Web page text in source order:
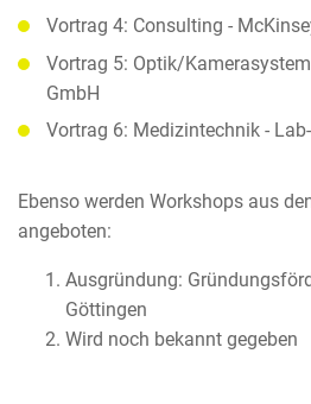
Vortrag 4: Consulting -
Vortrag 5: Optik/
GmbH
Vortrag 6: Medizintechnik -
Ebenso werden Workshops aus
angeboten:
Ausgründung:
Göttingen
Wird noch bekannt gegeben